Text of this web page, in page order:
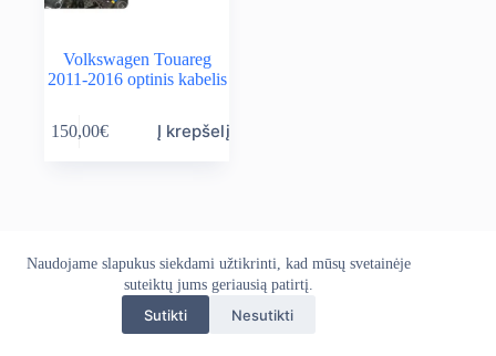
Naudojame slapukus siekdami užtikrinti, kad mūsų svetainėje
suteiktų jums geriausią patirtį.
Sutikti Nesutikti
Volkswagen Touareg
2011-2016 optinis kabelis
150,00€ Į krepšelį
Apie mus Grąžinimo politika
Kontaktai
Pristatymo politika
Privatumo politika
Sąlygos ir taisyklės
Autoekranas.lt © 2026 - Visos teisės saugomos. Kopijuoti,